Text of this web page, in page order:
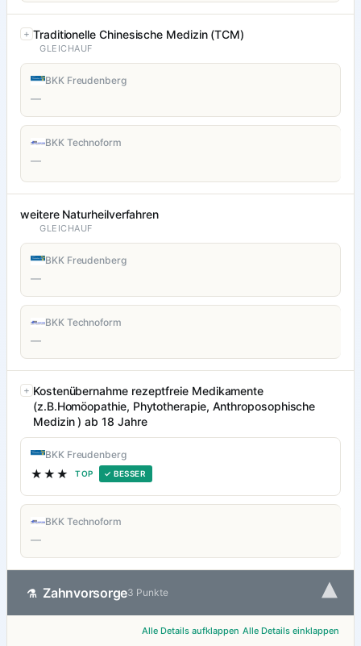
Traditionelle Chinesische Medizin (TCM)
GLEICHAUF
BKK Freudenberg
—
BKK Technoform
—
weitere Naturheilverfahren
GLEICHAUF
BKK Freudenberg
—
BKK Technoform
—
Kostenübernahme rezeptfreie Medikamente
(z.B.Homöopathie, Phytotherapie, Anthroposophische
Medizin ) ab 18 Jahre
BKK Freudenberg
★★★ TOP ✓ BESSER
BKK Technoform
—
⚗ Zahnvorsorge3 Punkte ▾
Alle Details aufklappen Alle Details einklappen